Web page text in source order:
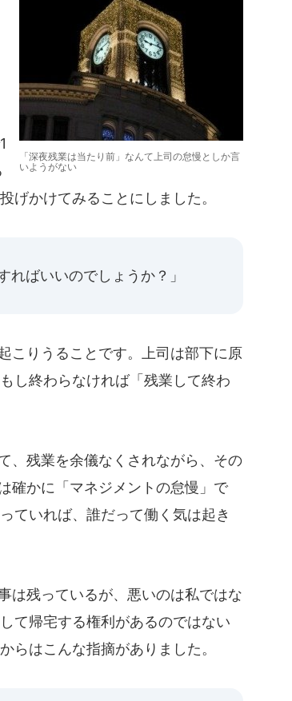
「深夜残業は当たり前」なんて上司の怠慢としか言
いようがない
げかけてみることにしました。
ればいいのでしょうか？」
こりうることです。上司は部下に原
し終わらなければ「残業して終わ
、残業を余儀なくされながら、その
確かに「マネジメントの怠慢」で
ていれば、誰だって働く気は起き
は残っているが、悪いのは私ではな
て帰宅する権利があるのではない
はこんな指摘がありました。